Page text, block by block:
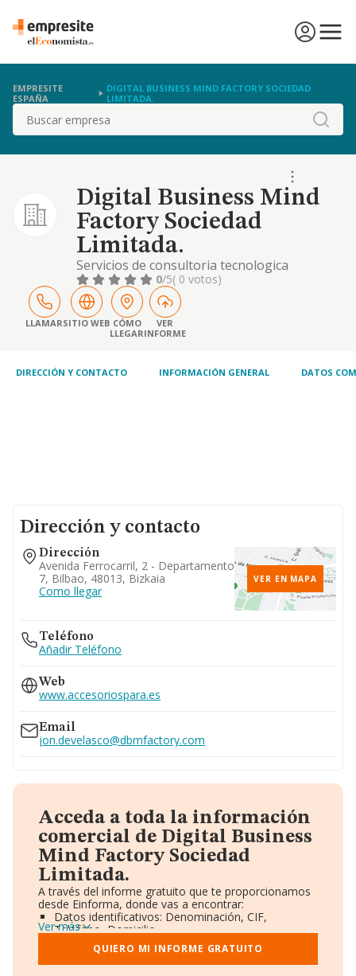
EMPRESITE
ESPAÑA
DIGITAL BUSINESS MIND FACTORY SOCIEDAD
LIMITADA.
Buscar
Digital Business Mind
Factory Sociedad
Limitada.
Servicios de consultoria tecnologica
0/5( 0 votos)
LLAMARSITIO WEB CÓMO
LLEGAR
VER
INFORME
DIRECCIÓN Y CONTACTO INFORMACIÓN GENERAL DATOS
Dirección y contacto
Dirección
Avenida Ferrocarril, 2 - Departamento
7, Bilbao, 48013, Bizkaia
Como llegar
VER EN MAPA
Teléfono
Añadir Teléfono
Web
www.accesoriospara.es
Email
jon.develasco@dbmfactory.com
Acceda a toda la información
comercial de Digital Business
Mind Factory Sociedad
Limitada.
A través del informe gratuito que te proporcionamos
desde Einforma, donde vas a encontrar:
Datos identificativos: Denominación, CIF,
Teléfono, Domicilio.
Informe Mercantil Completo (BORME).
Gráficos de Evolución Ventas y Empleados.
Consejo de Administración y Administradores.
Ver más
QUIERO MI INFORME GRATUITO